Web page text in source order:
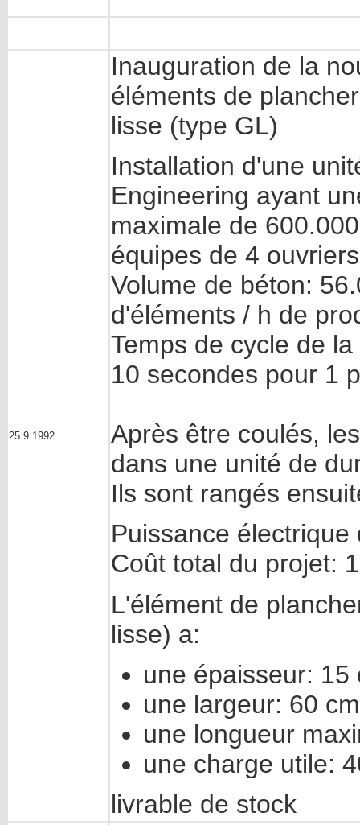
25.9.1992
Inauguration de la
éléments de
lisse (type GL)
Installation d'une
Engineering ayant
maximale de
équipes de 4
Volume de béton:
d'éléments / h de
Temps de cycle de
10 secondes pour 1
Après être coulés,
dans une unité de
Ils sont rangés
Puissance
Coût total du projet:
L'élément de
lisse) a:
une épaisseur: 15
une largeur: 60 cm
une longueur
une charge utile:
livrable de stock